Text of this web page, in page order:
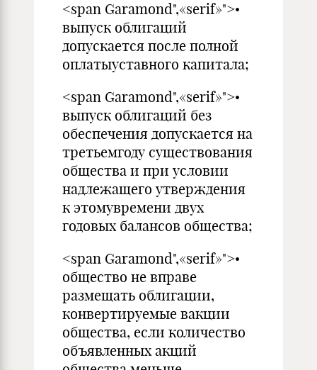
<span Garamond",«serif»">•
выпуск облигаций
допускается после полной
оплатыуставного капитала;
<span Garamond",«serif»">•
выпуск облигаций без
обеспечения допускается на
третьемгоду существования
общества и при условии
надлежащего утверждения
к этомувремени двух
годовых балансов общества;
<span Garamond",«serif»">•
общество не вправе
размещать облигации,
конвертируемые вакции
общества, если количество
объявленных акций